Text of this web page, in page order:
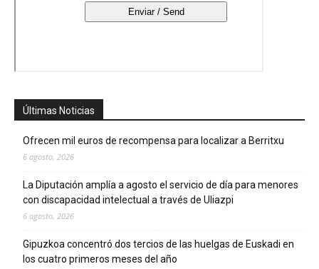
Últimas Noticias
Ofrecen mil euros de recompensa para localizar a Berritxu
6 agosto, 2026
La Diputación amplía a agosto el servicio de día para menores
con discapacidad intelectual a través de Uliazpi
6 agosto, 2026
Gipuzkoa concentró dos tercios de las huelgas de Euskadi en
los cuatro primeros meses del año